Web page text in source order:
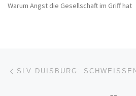
Warum Angst die Gesellschaft im Griff hat
Beitragsnavigation